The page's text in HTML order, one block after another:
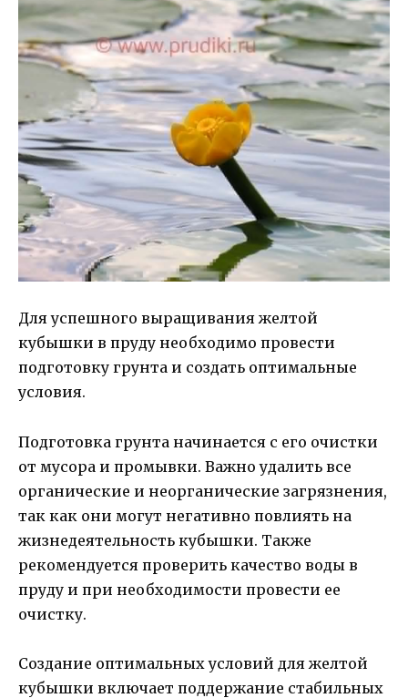
Для успешного выращивания желтой
кубышки в пруду необходимо провести
подготовку грунта и создать оптимальные
условия.
Подготовка грунта начинается с его очистки
от мусора и промывки. Важно удалить все
органические и неорганические загрязнения,
так как они могут негативно повлиять на
жизнедеятельность кубышки. Также
рекомендуется проверить качество воды в
пруду и при необходимости провести ее
очистку.
Создание оптимальных условий для желтой
кубышки включает поддержание стабильных